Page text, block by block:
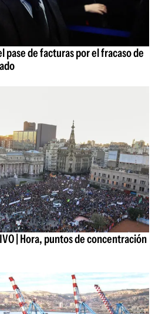
pase de facturas por el fracaso de
| Hora, puntos de concentración